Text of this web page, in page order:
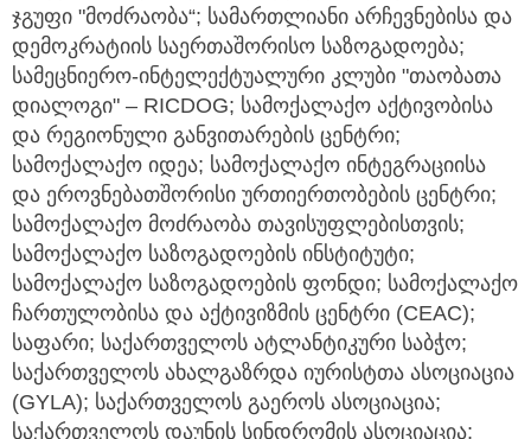
ჯგუფი "მოძრაობა“; სამართლიანი არჩევნებისა და
დემოკრატიის საერთაშორისო საზოგადოება;
სამეცნიერო-ინტელექტუალური კლუბი "თაობათა
დიალოგი" – RICDOG; სამოქალაქო აქტივობისა
და რეგიონული განვითარების ცენტრი;
სამოქალაქო იდეა; სამოქალაქო ინტეგრაციისა
და ეროვნებათშორისი ურთიერთობების ცენტრი;
სამოქალაქო მოძრაობა თავისუფლებისთვის;
სამოქალაქო საზოგადოების ინსტიტუტი;
სამოქალაქო საზოგადოების ფონდი; სამოქალაქო
ჩართულობისა და აქტივიზმის ცენტრი (CEAC);
საფარი; საქართველოს ატლანტიკური საბჭო;
საქართველოს ახალგაზრდა იურისტთა ასოციაცია
(GYLA); საქართველოს გაეროს ასოციაცია;
საქართველოს დაუნის სინდრომის ასოციაცია;